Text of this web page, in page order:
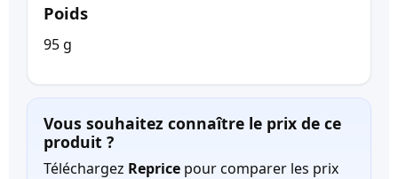
Poids
95 g
Vous souhaitez connaître le prix de ce
produit ?
Téléchargez Reprice pour comparer les prix